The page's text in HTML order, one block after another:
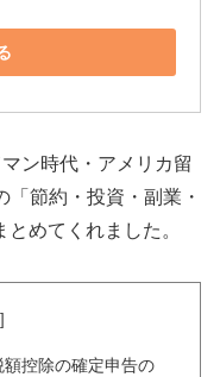
ン時代・アメリカ留
節約・投資・副業・
めてくれました。
額控除の確定申告の